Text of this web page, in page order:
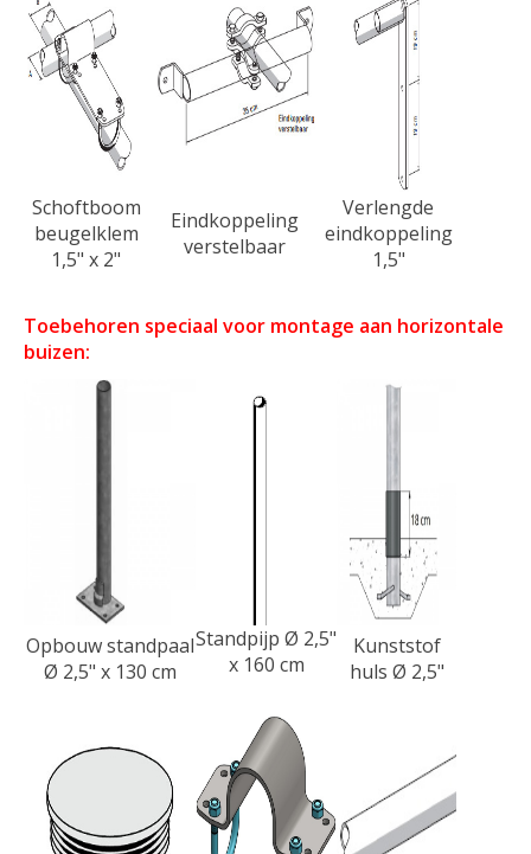
Schoftboom
beugelklem
1,5" x 2"
Eindkoppeling
verstelbaar
Verlengde
eindkoppeling
1,5"
Toebehoren speciaal voor montage aan horizontale
buizen:
Opbouw standpaal
Ø 2,5" x 130 cm
Standpijp Ø 2,5"
x 160 cm
Kunststof
huls Ø 2,5"